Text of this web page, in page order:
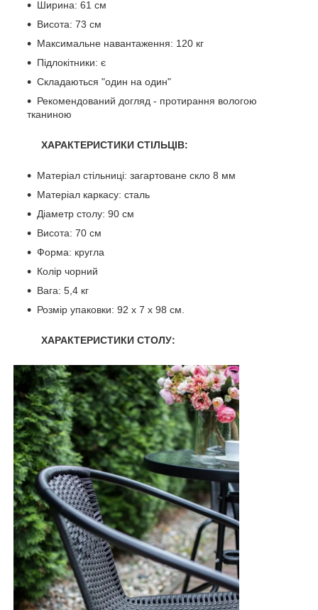
ХАРАКТЕРИСТИКИ СТОЛУ:
Матеріал стільниці: загартоване скло 8 мм
Матеріал каркасу: сталь
Діаметр столу: 90 см
Висота: 70 см
Форма: кругла
Колір чорний
Вага: 5,4 кг
Розмір упаковки: 92 x 7 x 98 см.
ХАРАКТЕРИСТИКИ СТІЛЬЦІВ:
Ширина: 61 см
Висота: 73 см
Максимальне навантаження: 120 кг
Підлокітники: є
Складаються "один на один"
Рекомендований догляд - протирання вологою
тканиною